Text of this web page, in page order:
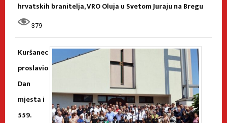
hrvatskih branitelja, VRO Oluja u Svetom Juraju na Bregu
379
Kuršanec
proslavio
Dan
mjesta i
559.